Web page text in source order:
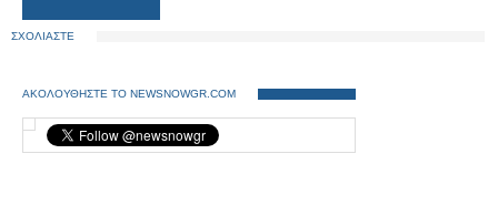
ΣΧΟΛΙΑΣΤΕ
ΑΚΟΛΟΥΘΗΣΤΕ ΤΟ NEWSNOWGR.COM